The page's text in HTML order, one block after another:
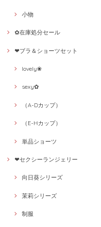
小物
✿在庫処分セール
❤ブラ＆ショーツセット
lovely❀
sexy✿
（A-Dカップ）
（E-Hカップ）
単品ショーツ
❤セクシーランジェリー
向日葵シリーズ
茉莉シリーズ
制服